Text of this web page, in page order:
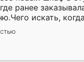
ранее
искать,
Служит кухня
нет.